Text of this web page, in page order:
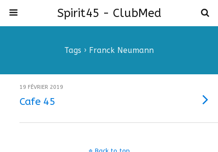
Spirit45 - ClubMed
Tags › Franck Neumann
19 FÉVRIER 2019
Cafe 45